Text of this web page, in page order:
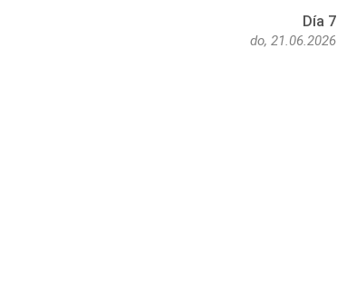
Día 7
do, 21.06.2026